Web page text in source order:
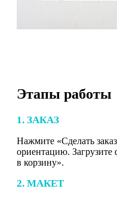
Этапы работы
1. ЗАКАЗ
Нажмите «Сделать
ориентацию.
в корзину».
2. МАКЕТ